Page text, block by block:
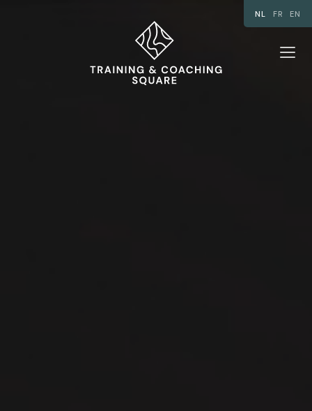
NL FR EN